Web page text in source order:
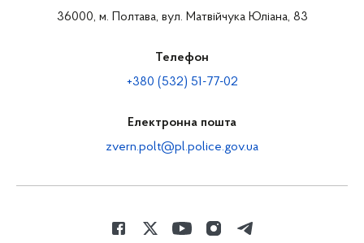
36000, м. Полтава, вул. Матвійчука Юліана, 83
Телефон
+380 (532) 51-77-02
Електронна пошта
zvern.polt@pl.police.gov.ua